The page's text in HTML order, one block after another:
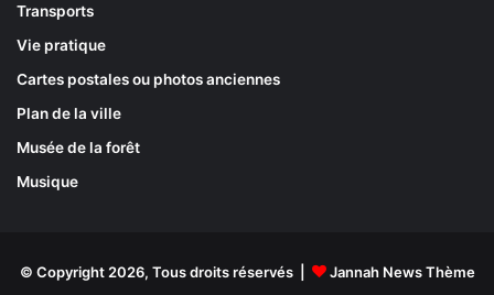
Transports
Vie pratique
Cartes postales ou photos anciennes
Plan de la ville
Musée de la forêt
Musique
© Copyright 2026, Tous droits réservés | Jannah News Thème